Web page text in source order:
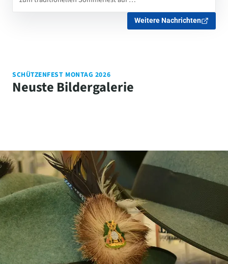
Weitere Nachrichten
SCHÜTZENFEST MONTAG 2026
Neuste Bildergalerie